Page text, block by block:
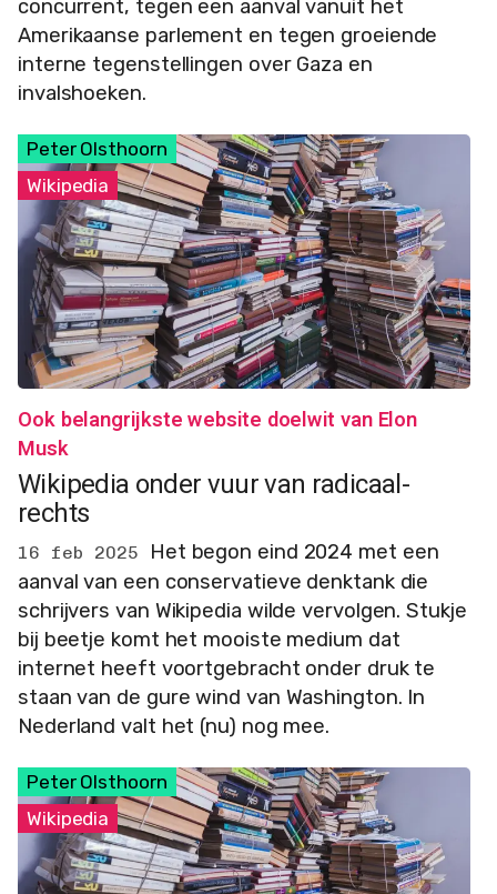
concurrent, tegen een aanval vanuit het
Amerikaanse parlement en tegen groeiende
interne tegenstellingen over Gaza en
invalshoeken.
Peter Olsthoorn
Wikipedia
Ook belangrijkste website doelwit van Elon
Musk
Wikipedia onder vuur van radicaal-
rechts
16 feb 2025
Het begon eind 2024 met een
aanval van een conservatieve denktank die
schrijvers van Wikipedia wilde vervolgen. Stukje
bij beetje komt het mooiste medium dat
internet heeft voortgebracht onder druk te
staan van de gure wind van Washington. In
Nederland valt het (nu) nog mee.
Peter Olsthoorn
Wikipedia